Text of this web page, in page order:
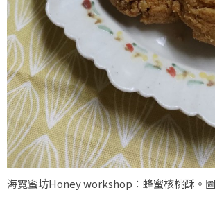
海霓蜜坊Honey workshop：蜂蜜核桃酥。